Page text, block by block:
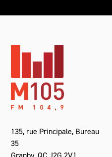
135, rue Principale, Bureau
35